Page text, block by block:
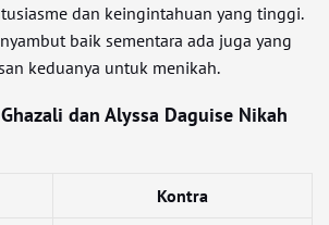
dan keingintahuan yang tinggi.
baik sementara ada juga yang
keduanya untuk menikah.
dan Alyssa Daguise Nikah
Kontra